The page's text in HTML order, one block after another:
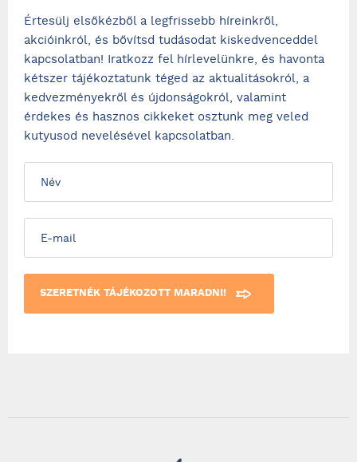
Értesülj elsőkézből a legfrissebb híreinkről,
akcióinkról, és bővítsd tudásodat kiskedvenceddel
kapcsolatban! Iratkozz fel hírlevelünkre, és havonta
kétszer tájékoztatunk téged az aktualitásokról, a
kedvezményekről és újdonságokról, valamint
érdekes és hasznos cikkeket osztunk meg veled
kutyusod nevelésével kapcsolatban.
SZERETNÉK TÁJÉKOZOTT MARADNI!